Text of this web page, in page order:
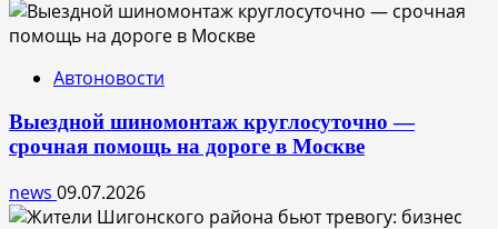
Автоновости
Выездной шиномонтаж круглосуточно —
срочная помощь на дороге в Москве
news 09.07.2026